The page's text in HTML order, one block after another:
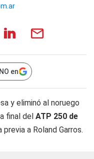
en
y eliminó al noruego
final del ATP 250 de
a Roland Garros.